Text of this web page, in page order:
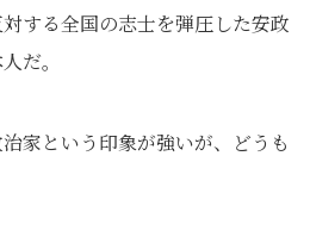
する全国の志士を弾圧した安政
だ。
家という印象が強いが、どうも